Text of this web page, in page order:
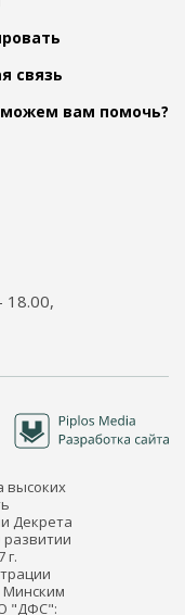
связь
вам помочь?
18.00,
высоких
Декрета
г.
Минским
"ДФС":